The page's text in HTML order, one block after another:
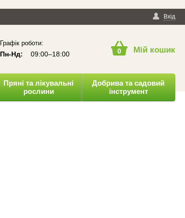
Вхід
Графік роботи:
Пн-Нд: 09:00–18:00 0 Мій кошик
Пряні та лікувальні
рослини
Добрива та садовий
інструмент